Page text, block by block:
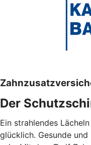
Der
Ein strahlendes
glücklich. Gesunde